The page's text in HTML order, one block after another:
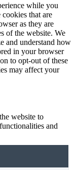
while you
that are
as they are
of the website. We
and understand how
in your browser
to opt-out of these
may affect your
website to
and